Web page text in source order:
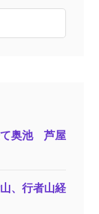
て奥池 芦屋
、行者山経